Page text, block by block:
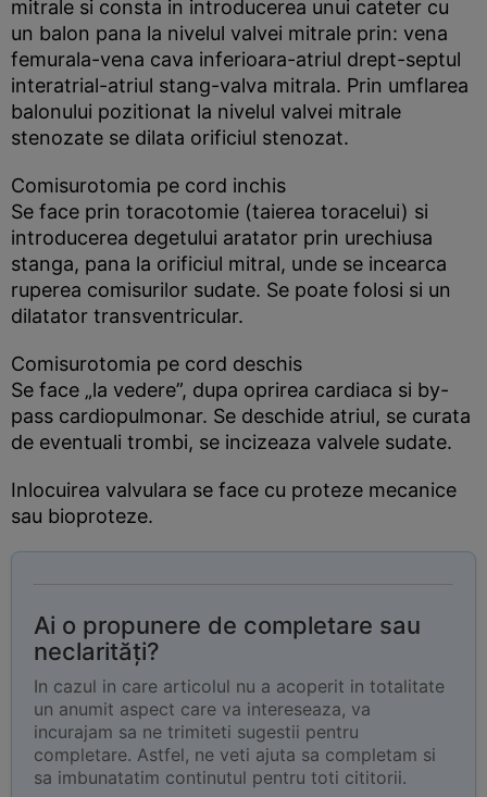
mitrale si consta in introducerea unui cateter cu
un balon pana la nivelul valvei mitrale prin: vena
femurala-vena cava inferioara-atriul drept-septul
interatrial-atriul stang-valva mitrala. Prin umflarea
balonului pozitionat la nivelul valvei mitrale
stenozate se dilata orificiul stenozat.
Comisurotomia pe cord inchis
Se face prin toracotomie (taierea toracelui) si
introducerea degetului aratator prin urechiusa
stanga, pana la orificiul mitral, unde se incearca
ruperea comisurilor sudate. Se poate folosi si un
dilatator transventricular.
Comisurotomia pe cord deschis
Se face „la vedere”, dupa oprirea cardiaca si by-
pass cardiopulmonar. Se deschide atriul, se curata
de eventuali trombi, se incizeaza valvele sudate.
Inlocuirea valvulara se face cu proteze mecanice
sau bioproteze.
Ai o propunere de completare sau
neclarități?
In cazul in care articolul nu a acoperit in totalitate
un anumit aspect care va intereseaza, va
incurajam sa ne trimiteti sugestii pentru
completare. Astfel, ne veti ajuta sa completam si
sa imbunatatim continutul pentru toti cititorii.